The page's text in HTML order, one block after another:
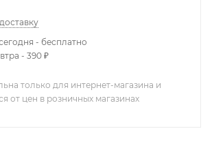
- бесплатно
- 390 ₽
только для интернет-магазина и
от цен в розничных магазинах